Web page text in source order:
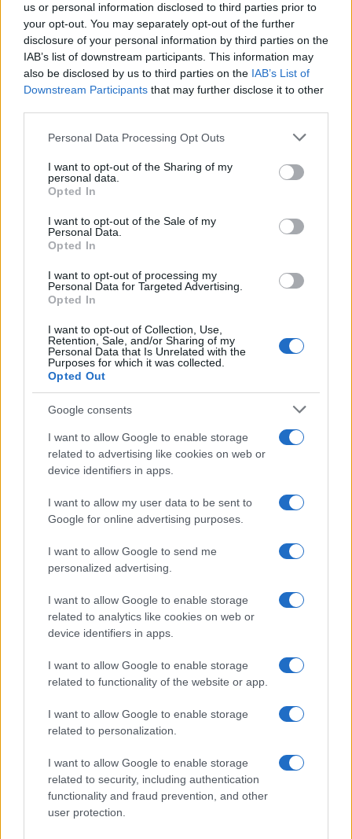
us or personal information disclosed to third parties prior to
your opt-out. You may separately opt-out of the further
disclosure of your personal information by third parties on the
IAB’s list of downstream participants. This information may
also be disclosed by us to third parties on the IAB’s List of
Downstream Participants that may further disclose it to other
Please note that this website/app uses one or more Google
not limited to your visit or usage behaviour. You may click to
grant or deny consent to Google and its third-party tags to
use your data for below specified purposes in below Google
consent section.
Personal Data Processing Opt Outs
I want to opt-out of the Sharing of my
personal data.
Opted In
I want to opt-out of the Sale of my
Personal Data.
Opted In
I want to opt-out of processing my
Personal Data for Targeted Advertising.
Opted In
I want to opt-out of Collection, Use,
Retention, Sale, and/or Sharing of my
Personal Data that Is Unrelated with the
Purposes for which it was collected.
Opted Out
Google consents
I want to allow Google to enable storage
related to advertising like cookies on web or
device identifiers in apps.
I want to allow my user data to be sent to
Google for online advertising purposes.
I want to allow Google to send me
personalized advertising.
I want to allow Google to enable storage
related to analytics like cookies on web or
device identifiers in apps.
I want to allow Google to enable storage
related to functionality of the website or app.
I want to allow Google to enable storage
related to personalization.
I want to allow Google to enable storage
related to security, including authentication
functionality and fraud prevention, and other
user protection.
Χρηματοδότηση 8 εκατ.
ευρώ σε 843 μέσα
ενημέρωσης- Ξεκίνησε το
πενταετές πρόγραμμα
ενίσχυσης του Τύπου
Media: Με ενίσχυση 8 εκατ.
ευρώ σε 451 επιχειρήσεις
εισφορών ΕΔΟΕΑΠ
IAB Hellas: Νέα Διοικούσα Επιτροπή και νέο Διοικητικό
Συμβούλιο - Πρόεδρος ο Γαληνός Γιαγλής
Νέο Audi A2 e-tron με
στόχο την κορυφή της
αποδοτικότητας
Η Chery επενδύει 75 εκατ.
Το FIAT 500 Hybrid τώρα από 18.990 ευρώ
και Λεν κόντρα στην Ελλάδα
με τη Βιλερμπάν» - Η
διευκρινιστική ανάρτηση
που έκανε
HELLENiQ ENERGY: Κέρδη 393 εκατ. ευρώ στο α' εξάμηνο –
Στα 734 εκατ. ευρώ τα EBITDA